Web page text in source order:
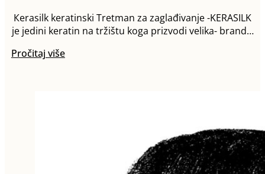
Кerasilk keratinski Tretman za zaglađivanje -KERASILK
je jedini keratin na tržištu koga prizvodi velika- brand…
Pročitaj više